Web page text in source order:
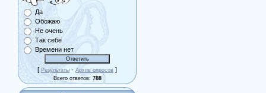
Да
Обожаю
Не очень
Так себе
Времени нет
[ Результаты · Архив опросов ]
Всего ответов: 788